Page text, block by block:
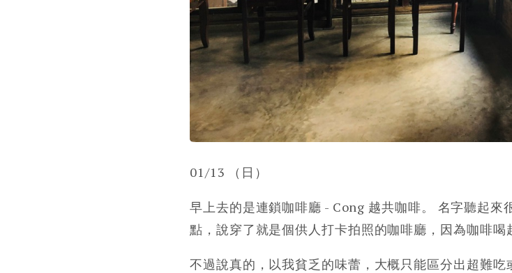
01/13 （日）
早上去的是連鎖咖啡廳 - Cong 越共咖啡。 名字聽起來
點，說穿了就是個供人打卡拍照的咖啡廳，因為咖啡喝
不過說真的，以我貧乏的味蕾，大概只能區分出超難